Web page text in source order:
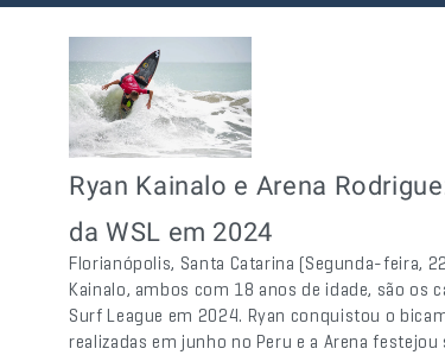
Ryan Kainalo e Arena
da WSL em 2024
Florianópolis, Santa Catarina (Segunda-feira,
Kainalo, ambos com 18 anos de idade, são
Surf League em 2024. Ryan conquistou o
realizadas em junho no Peru e a Arena